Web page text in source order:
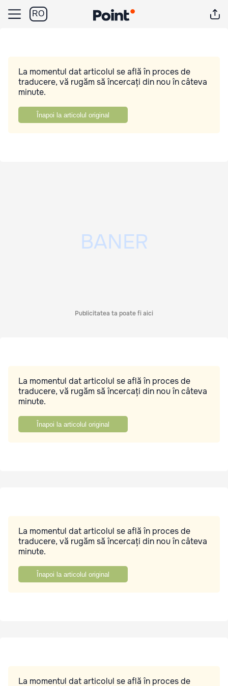
RO
La momentul dat articolul se află în proces de
traducere, vă rugăm să încercați din nou în câteva
minute.
Înapoi la articolul original
Publicitatea ta poate fi aici
La momentul dat articolul se află în proces de
traducere, vă rugăm să încercați din nou în câteva
minute.
Înapoi la articolul original
La momentul dat articolul se află în proces de
traducere, vă rugăm să încercați din nou în câteva
minute.
Înapoi la articolul original
La momentul dat articolul se află în proces de